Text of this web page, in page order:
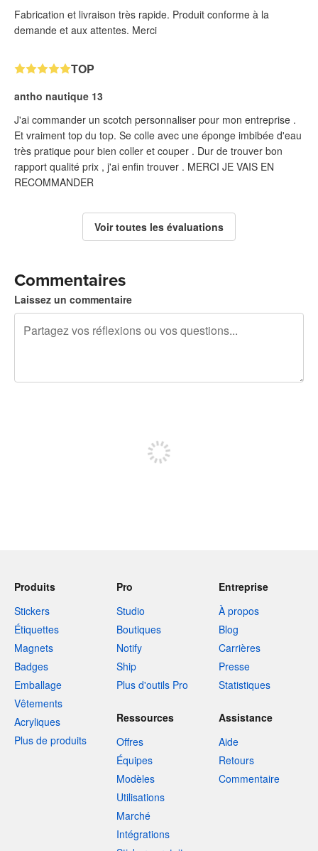
Fabrication et livraison très rapide. Produit conforme à la
demande et aux attentes. Merci
TOP
antho nautique 13
J'ai commander un scotch personnaliser pour mon entreprise .
Et vraiment top du top. Se colle avec une éponge imbibée d'eau
très pratique pour bien coller et couper . Dur de trouver bon
rapport qualité prix , j'ai enfin trouver . MERCI JE VAIS EN
RECOMMANDER
Voir toutes les évaluations
Commentaires
Laissez un commentaire
Produits
Stickers
Étiquettes
Magnets
Badges
Emballage
Vêtements
Acryliques
Plus de produits
Pro
Studio
Boutiques
Notify
Ship
Plus d'outils Pro
Entreprise
À propos
Blog
Carrières
Presse
Statistiques
Ressources
Offres
Équipes
Modèles
Utilisations
Marché
Intégrations
Assistance
Aide
Retours
Commentaire